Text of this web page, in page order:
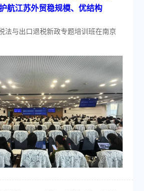
航江苏外贸稳规模、优结构
法与出口退税新政专题培训班在南京